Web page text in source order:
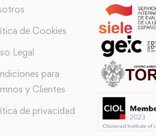
de Cookies
Legal
para
y Clientes
de privacidad